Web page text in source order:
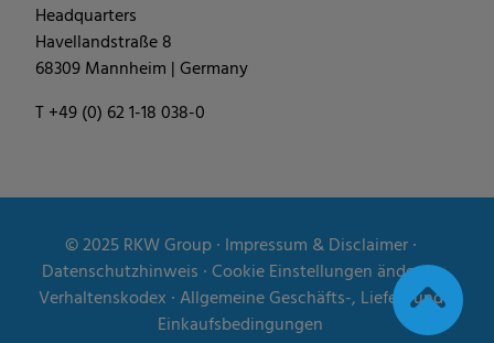
Headquarters
Havellandstraße 8
68309 Mannheim | Germany
T +49 (0) 62 1-18 038-0
© 2025RKW Group∙ Impressum & Disclaimer∙
Datenschutzhinweis ∙Cookie Einstellungen ändern∙
Verhaltenskodex ∙Allgemeine Geschäfts-, Liefer- und
Einkaufsbedingungen